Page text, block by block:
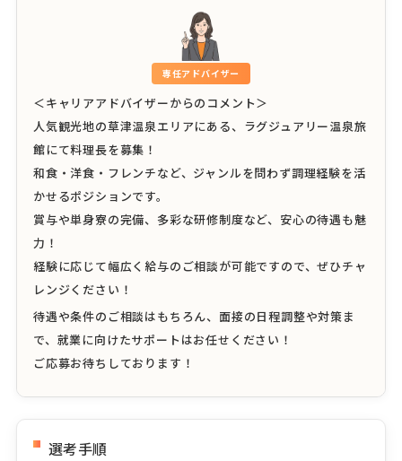
専任アドバイザー
＜キャリアアドバイザーからのコメント＞
人気観光地の草津温泉エリアにある、ラグジュアリー温泉旅
館にて料理長を募集！
和食・洋食・フレンチなど、ジャンルを問わず調理経験を活
かせるポジションです。
賞与や単身寮の完備、多彩な研修制度など、安心の待遇も魅
力！
経験に応じて幅広く給与のご相談が可能ですので、ぜひチャ
レンジください！
待遇や条件のご相談はもちろん、面接の日程調整や対策ま
で、就業に向けたサポートはお任せください！
ご応募お待ちしております！
選考手順